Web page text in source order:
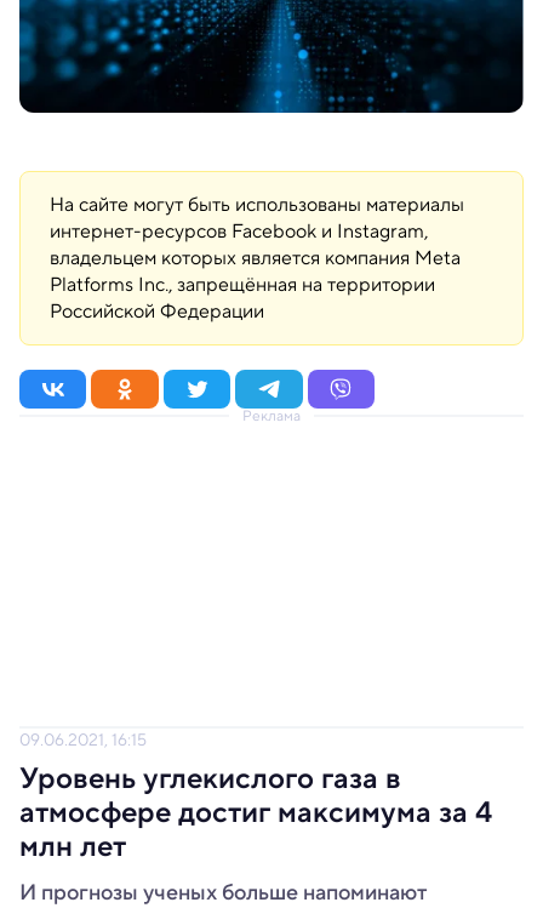
На сайте могут быть использованы материалы
интернет-ресурсов Facebook и Instagram,
владельцем которых является компания Meta
Platforms Inc., запрещённая на территории
Российской Федерации
Реклама
09.06.2021, 16:15
Уровень углекислого газа в
атмосфере достиг максимума за 4
млн лет
И прогнозы ученых больше напоминают